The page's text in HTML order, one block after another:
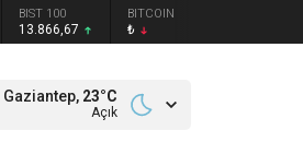
BIST 100
13.866,67
BITCOIN
₺
Gaziantep, 23°C
Açık